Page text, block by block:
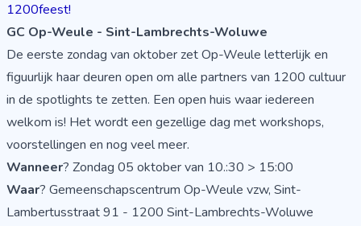
1200feest!
GC Op-Weule - Sint-Lambrechts-Woluwe
De eerste zondag van oktober zet Op-Weule letterlijk en
figuurlijk haar deuren open om alle partners van 1200 cultuur
in de spotlights te zetten. Een open huis waar iedereen
welkom is! Het wordt een gezellige dag met workshops,
voorstellingen en nog veel meer.
Wanneer? Zondag 05 oktober van 10.:30 > 15:00
Waar? Gemeenschapscentrum Op-Weule vzw, Sint-
Lambertusstraat 91 - 1200 Sint-Lambrechts-Woluwe